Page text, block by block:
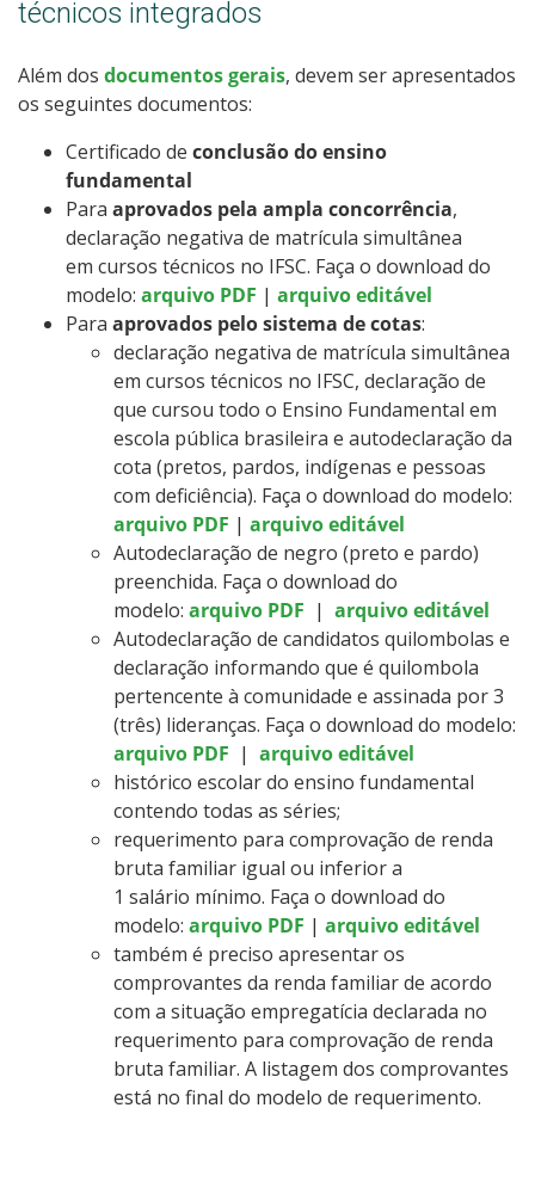
técnicos integrados
Além dos documentos gerais, devem ser apresentados
os seguintes documentos:
Certificado de conclusão do ensino
fundamental
Para aprovados pela ampla concorrência,
declaração negativa de matrícula simultânea
em cursos técnicos no IFSC. Faça o download do
modelo: arquivo PDF | arquivo editável
Para aprovados pelo sistema de cotas:
declaração negativa de matrícula simultânea
em cursos técnicos no IFSC, declaração de
que cursou todo o Ensino Fundamental em
escola pública brasileira e autodeclaração da
cota (pretos, pardos, indígenas e pessoas
com deficiência). Faça o download do modelo:
arquivo PDF | arquivo editável
Autodeclaração de negro (preto e pardo)
preenchida. Faça o download do
modelo: arquivo PDF | arquivo editável
Autodeclaração de candidatos quilombolas e
declaração informando que é quilombola
pertencente à comunidade e assinada por 3
(três) lideranças. Faça o download do modelo:
arquivo PDF | arquivo editável
histórico escolar do ensino fundamental
contendo todas as séries;
requerimento para comprovação de renda
bruta familiar igual ou inferior a
1 salário mínimo. Faça o download do
modelo: arquivo PDF | arquivo editável
também é preciso apresentar os
comprovantes da renda familiar de acordo
com a situação empregatícia declarada no
requerimento para comprovação de renda
bruta familiar. A listagem dos comprovantes
está no final do modelo de requerimento.